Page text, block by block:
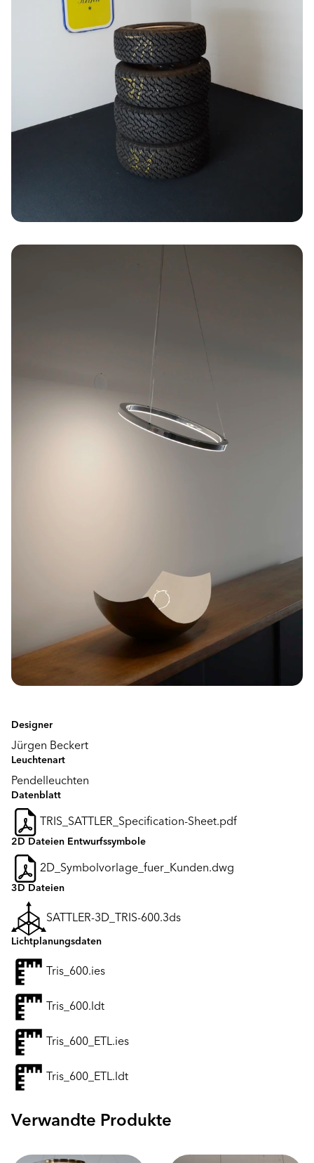
Designer
Jürgen Beckert
Leuchtenart
Pendelleuchten
Datenblatt
TRIS_SATTLER_Specification-Sheet.pdf
2D Dateien Entwurfssymbole
2D_Symbolvorlage_fuer_Kunden.dwg
3D Dateien
SATTLER-3D_TRIS-600.3ds
Lichtplanungsdaten
Tris_600.ies
Tris_600.ldt
Tris_600_ETL.ies
Tris_600_ETL.ldt
Verwandte Produkte